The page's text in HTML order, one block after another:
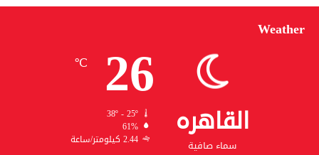
Weather
القاهره
سماء صافية
26
℃
38º - 25º
61%
2.44 كيلومتر/ساعة